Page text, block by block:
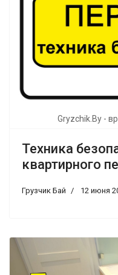
Gryzchik.By -
Техника
квартирного
Грузчик Бай 12 июня